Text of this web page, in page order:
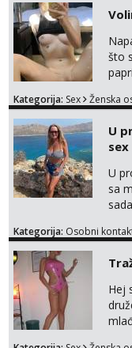
što
bilo
Kategorija: Sex Ženska
U
sex
U
sa
sada
Kategorija: Osobni
Hej